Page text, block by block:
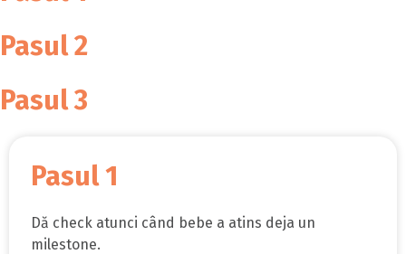
Pasul 2
Pasul 3
Pasul 1
Dă check atunci când bebe a atins deja un
milestone.